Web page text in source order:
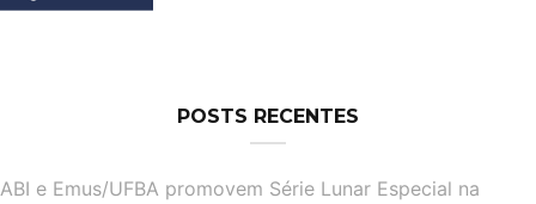
POSTS RECENTES
ABI e Emus/UFBA promovem Série Lunar Especial na